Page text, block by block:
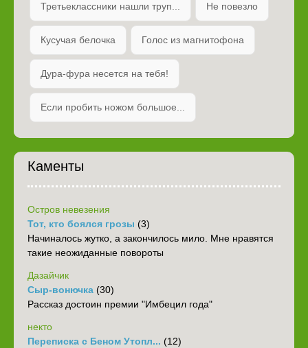
Третьеклассники нашли труп... Не повезло
Кусучая белочка Голос из магнитофона
Дура-фура несется на тебя!
Если пробить ножом большое...
Каменты
Остров невезения
Тот, кто боялся грозы (3)
Начиналось жутко, а закончилось мило. Мне нравятся
такие неожиданные повороты
Дазайчик
Сыр-вонючка (30)
Рассказ достоин премии "Имбецил года"
некто
Переписка с Беном Утопл... (12)